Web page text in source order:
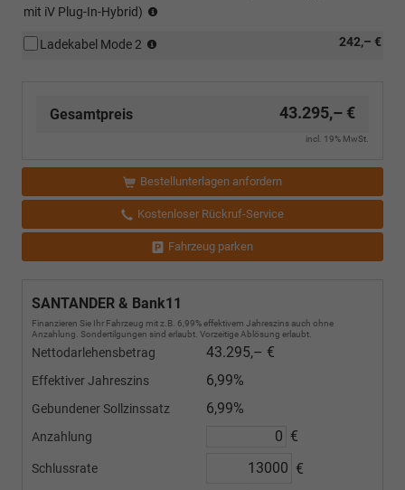
mit iV Plug-In-Hybrid)
242,– €
Ladekabel Mode 2
Gesamtpreis 43.295,– €
incl. 19% MwSt.
Bestellunterlagen anfordern
Kostenloser Rückruf-Service
Fahrzeug parken
SANTANDER & Bank11
Finanzieren Sie Ihr Fahrzeug mit z.B. 6,99% effektivem Jahreszins auch ohne
Anzahlung. Sondertilgungen sind erlaubt. Vorzeitige Ablösung erlaubt.
Nettodarlehensbetrag 43.295,– €
Effektiver Jahreszins 6,99%
Gebundener Sollzinssatz 6,99%
Anzahlung €
Schlussrate €